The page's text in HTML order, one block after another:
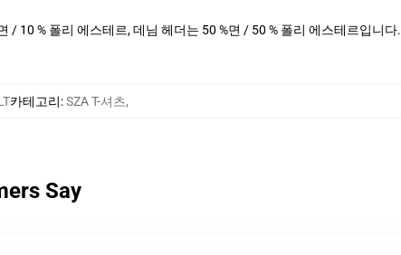
10 % 폴리 에스테르, 데님 헤더는 50 %면 / 50 % 폴리 에스테르입니다.
카테고리:SZA T-셔츠,
Say